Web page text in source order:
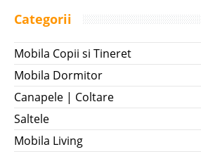
Categorii
Mobila Copii si Tineret
Mobila Dormitor
Canapele | Coltare
Saltele
Mobila Living